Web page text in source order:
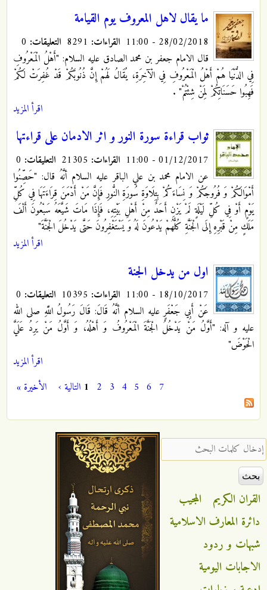
ما يقال لاهل المعروف يوم القيامة
28/02/2018 - 11:00 القراءات: التعليقات:
قال الامام جعفر بن محمد الصادق عليه السلام: "أَهْلُ الْمَعْرُوفِ
فِي الدُّنْيَا هُمْ أَهْلُ الْمَعْرُوفِ فِي الْآخِرَةِ، يُقَالُ لَهُمْ إِنَّ ذُنُوبَكُمْ قَدْ غُفِرَتْ لَكُمْ
فَهِبُوا حَسَنَاتِكُمْ لِمَنْ شِئْتُمْ" .
اقرأ المزيد
ثواب قراءة سورة النور و اثر الادمان على قراءتها
01/12/2017 - 11:00 القراءات: التعليقات:
عن الامام محمد بن علي الباقر عليه السلام أنَّهُ قال: "حَصِّنُوا
أَمْوَالَكُمْ وَ فُرُوجَكُمْ وَ نِسَاءَكُمْ بِتِلَاوَةِ سُورَةِ النُّورِ فَإِنَّ مَنْ أَدْمَنَ قِرَاءَتَهَا فِي كُلِّ
يَوْمٍ أَوْ فِي كُلِّ لَيْلَةٍ لَمْ يَزْنِ أَحَدٌ مِنْ أَهْلِ بَيْتِهِ، فَإِذَا مَاتَ شَيَّعَهُ‏ سَبْعُونَ أَلْفَ
مَلَكٍ مِنْ قَبْرِهِ إِلَى الْجَنَّةِ كُلُّهُمْ يَدْعُونَ لَهُ وَ يَسْتَغْفِرُونَ حَتَّى يَدْخُلَ الْجَنَّةَ"
اقرأ المزيد
اول من يدخل الجنة
18/10/2017 - 11:00 القراءات: التعليقات:
عَنْ أَبِي جَعْفَرٍعليه السلام أنَّهُ قَالَ: قَالَ رَسُولُ اللَّهِ صلى الله
عليه و آله:‏ "أَوَّلُ مَنْ يَدْخُلُ الْجَنَّةَ الْمَعْرُوفُ وَ أَهْلُهُ، وَ أَوَّلُ مَنْ يَرِدُ عَلَيَّ
الْحَوْضَ"
اقرأ المزيد
الصفحات 1 2 3 4 5 6 7 التالية › الأخيرة »
‏إدخال كلمات البحث ‏
القران الكريم
المجيب
دائرة المعارف الاسلامية
شبهات و ردود
الاجابات اليومية